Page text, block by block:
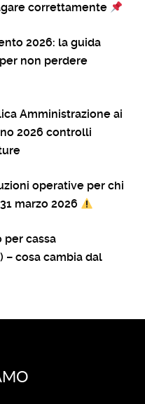
correttamente
2026: la guida
non perdere
Amministrazione ai
2026 controlli
operative per chi
marzo 2026
per cassa
– cosa cambia dal